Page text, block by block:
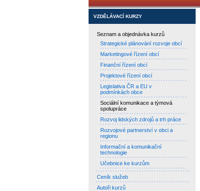
VZDĚLÁVACÍ KURZY
Seznam a objednávka kurzů
Strategické plánování rozvoje obcí
Marketingové řízení obcí
Finanční řízení obcí
Projektové řízení obcí
Legislativa ČR a EU v
podmínkách obce
Sociální komunikace a týmová
spolupráce
Rozvoj lidských zdrojů a trh práce
Rozvojové partnerství v obci a
regionu
Informační a komunikační
technologie
Učebnice ke kurzům
Ceník služeb
Autoři kurzů